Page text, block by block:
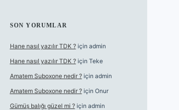
SON YORUMLAR
Hane nasıl yazılır TDK ?için admin
Hane nasıl yazılır TDK ?için Teke
Amatem Suboxone nedir ?için admin
Amatem Suboxone nedir ?için Onur
Gümüş balığı güzel mi ?için admin